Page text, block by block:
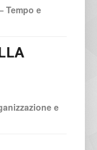
Tempo e
e